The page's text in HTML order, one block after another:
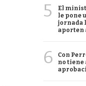
5
El
le pone
jornada
aporten
6
Con
no tiene